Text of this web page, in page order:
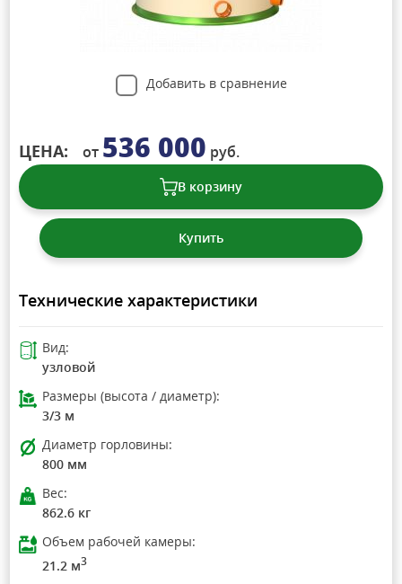
Добавить в сравнение
ЦЕНА: от 536 000 руб.
В корзину
Купить
Технические характеристики
Вид:
узловой
Размеры (высота / диаметр):
3/3 м
Диаметр горловины:
800 мм
Вес:
862.6 кг
Объем рабочей камеры:
21.2 м3